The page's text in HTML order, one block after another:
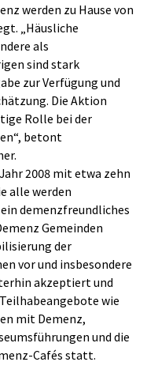
werden zu Hause von
„Häusliche
als
sind stark
zur Verfügung und
Die Aktion
Rolle bei der
betont
2008 mit etwa zehn
alle werden
demenzfreundliches
Gemeinden
der
vor und insbesondere
akzeptiert und
wie
mit Demenz,
und die
Cafés statt.